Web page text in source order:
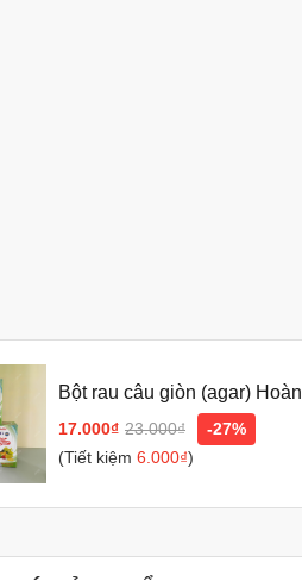
Bột rau câu giòn (agar)
17.000₫ 23.000₫
-27%
(Tiết kiệm 6.000₫)